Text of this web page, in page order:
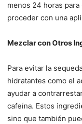
menos 24 horas
proceder con una
Mezclar con Otros
Para evitar la
hidratantes como el
ayudar a
cafeína. Estos
sino que también